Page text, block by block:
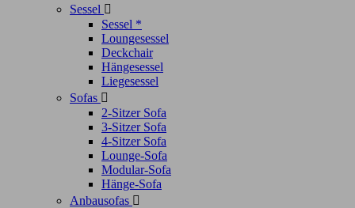
Sessel 
Sessel *
Loungesessel
Deckchair
Hängesessel
Liegesessel
Sofas 
2-Sitzer Sofa
3-Sitzer Sofa
4-Sitzer Sofa
Lounge-Sofa
Modular-Sofa
Hänge-Sofa
Anbausofas 